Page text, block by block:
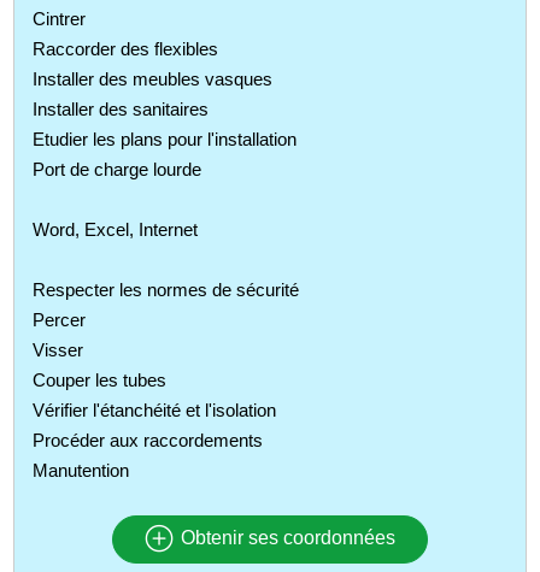
Cintrer
Raccorder des flexibles
Installer des meubles vasques
Installer des sanitaires
Etudier les plans pour l'installation
Port de charge lourde
Word, Excel, Internet
Respecter les normes de sécurité
Percer
Visser
Couper les tubes
Vérifier l'étanchéité et l'isolation
Procéder aux raccordements
Manutention
Obtenir ses coordonnées